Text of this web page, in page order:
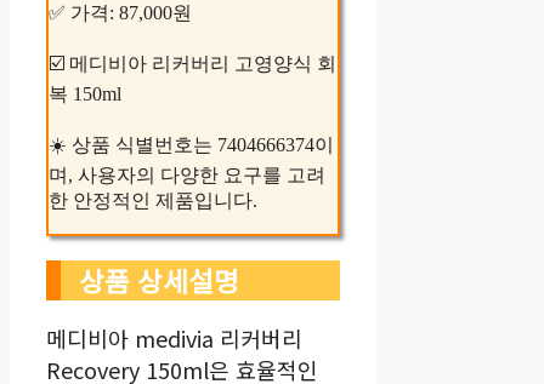
✅ 가격: 87,000원
☑️ 메디비아 리커버리 고영양식 회
복 150ml
☀️ 상품 식별번호는 7404666374이
며, 사용자의 다양한 요구를 고려
한 안정적인 제품입니다.
상품 상세설명
메디비아 medivia 리커버리
Recovery 150ml은 효율적인